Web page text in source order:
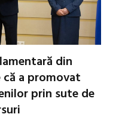
din
că a promovat
prin sute de